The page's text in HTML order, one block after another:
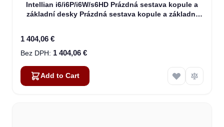
Intellian i6/i6P/i6W/s6HD Prázdná sestava kopule a
základní desky Prázdná sestava kopule a základní
1 404,06 €
1 404,06 €
Add to Cart